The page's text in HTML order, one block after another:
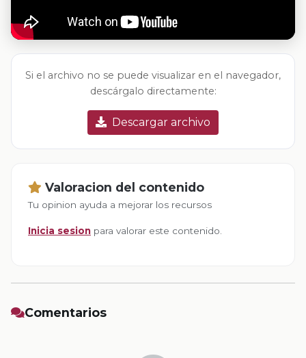
Si el archivo no se puede visualizar en el navegador,
descárgalo directamente:
Descargar archivo
Valoracion del contenido
Tu opinion ayuda a mejorar los recursos
Inicia sesion para valorar este contenido.
Comentarios